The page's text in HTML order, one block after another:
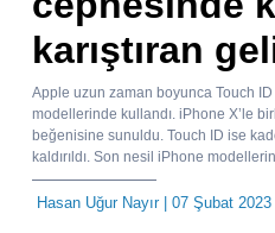
karıştıran
Apple uzun zaman boyunca Touch
modellerinde kullandı. iPhone X’le
beğenisine sunuldu. Touch ID ise
kaldırıldı. Son nesil iPhone
Hasan Uğur Nayır| 07 Şubat 2023